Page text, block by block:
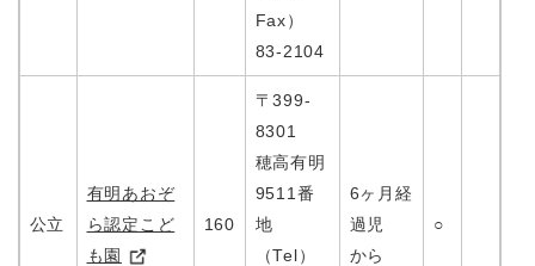
Fax）
83-2104
公立
有明あおぞ
ら認定こど
も園
160
〒399-
8301
穂高有明
9511番
地
（Tel）
6ヶ月経
過児
から
○